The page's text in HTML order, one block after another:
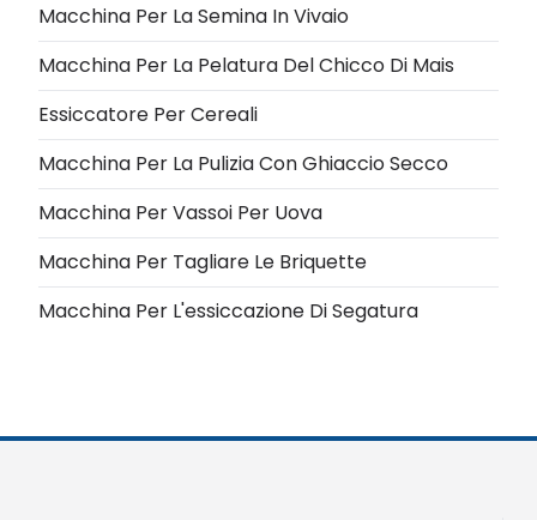
Macchina Per La Semina In Vivaio
Macchina Per La Pelatura Del Chicco Di Mais
Essiccatore Per Cereali
Macchina Per La Pulizia Con Ghiaccio Secco
Macchina Per Vassoi Per Uova
Macchina Per Tagliare Le Briquette
Macchina Per L'essiccazione Di Segatura